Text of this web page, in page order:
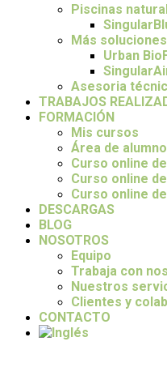
Piscinas
Más
Urban
Asesoria
TRABAJOS
FORMACIÓN
Mis cursos
Área de
Curso online
Curso online
Curso online
DESCARGAS
BLOG
NOSOTROS
Equipo
Trabaja con
Nuestros
Clientes y
CONTACTO